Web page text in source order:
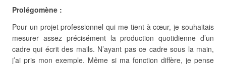
Prolégomène :
Pour un projet professionnel qui me tient à cœur, je souhaitais
mesurer assez précisément la production quotidienne d’un
cadre qui écrit des mails. N’ayant pas ce cadre sous la main,
j’ai pris mon exemple. Même si ma fonction diffère, je pense